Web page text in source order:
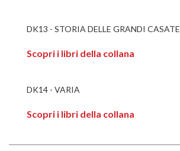
DK13 - STORIA DELLE GRANDI CASATE
Scopri i libri della collana
DK14 - VARIA
Scopri i libri della collana